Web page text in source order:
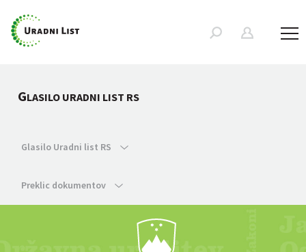
GLASILO URADNI LIST RS
Glasilo Uradni list RS
Preklic dokumentov